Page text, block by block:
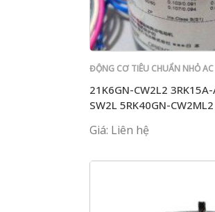
ĐỘNG CƠ TIÊU CHUẨN NHỎ AC
21K6GN-CW2L2
SW2L 5RK40GN-CW2ML2
Giá: Liên hệ